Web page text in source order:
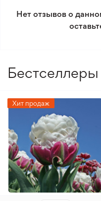
оформления
условиям возврата.
Нет отзывов о
Бестселлеры
Хит продаж